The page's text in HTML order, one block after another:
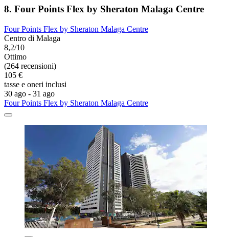
8. Four Points Flex by Sheraton Malaga Centre
Four Points Flex by Sheraton Malaga Centre
Centro di Malaga
8,2/10
Ottimo
(264 recensioni)
105 €
tasse e oneri inclusi
30 ago - 31 ago
Four Points Flex by Sheraton Malaga Centre